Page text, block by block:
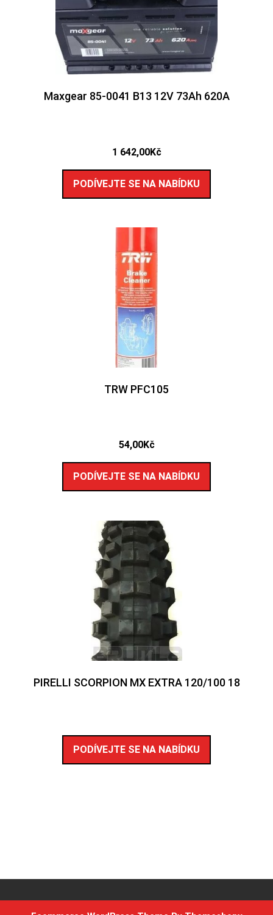
Maxgear 85-0041 B13 12V 73Ah 620A
1 642,00Kč
PODÍVEJTE SE NA NABÍDKU
TRW PFC105
54,00Kč
PODÍVEJTE SE NA NABÍDKU
PIRELLI SCORPION MX EXTRA 120/100 18
PODÍVEJTE SE NA NABÍDKU